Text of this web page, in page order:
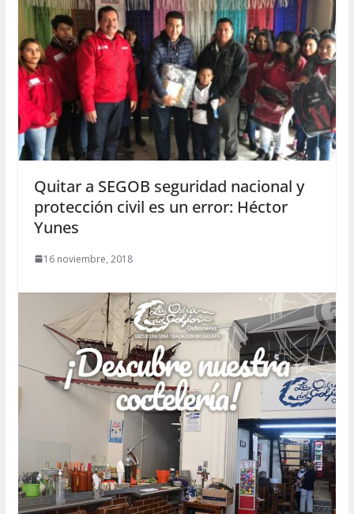
Quitar a SEGOB seguridad nacional y
protección civil es un error: Héctor
Yunes
16 noviembre, 2018